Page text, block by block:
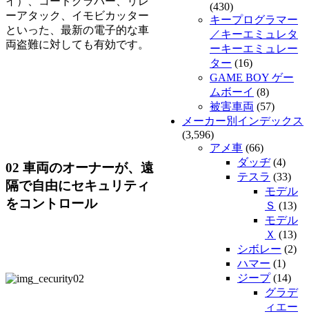
ーアタック、イモビカッター
といった、最新の電子的な車
両盗難に対しても有効です。
02 車両のオーナーが、遠
隔で自由にセキュリティ
をコントロール
(430)
キープログラマー
／キーエミュレタ
ーキーエミュレー
ター (16)
GAME BOY ゲー
ムボーイ (8)
被害車両 (57)
メーカー別インデックス
(3,596)
アメ車 (66)
ダッヂ(4)
テスラ (33)
モデル
Ｓ (13)
モデル
Ｘ (13)
シボレー (2)
ハマー (1)
ジープ(14)
グラデ
ィエー